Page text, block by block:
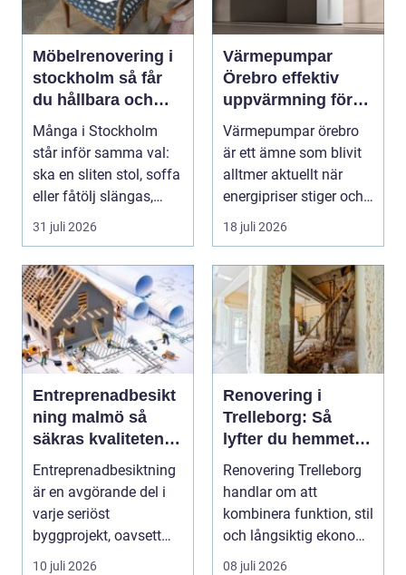
Möbelrenovering i
stockholm så får
du hållbara och
vackra möbler
Många i Stockholm
står inför samma val:
ska en sliten stol, soffa
eller fåtölj slängas,
säljas billi...
31 juli 2026
Värmepumpar
Örebro effektiv
uppvärmning för
hus och fastigheter
Värmepumpar örebro
är ett ämne som blivit
alltmer aktuellt när
energipriser stiger och
fler vill sän...
18 juli 2026
Entreprenadbesikt
ning malmö så
säkras kvaliteten i
byggprojekt
Entreprenadbesiktning
är en avgörande del i
varje seriöst
byggprojekt, oavsett
om det handlar om en
10 juli 2026
Renovering i
Trelleborg: Så
lyfter du hemmet
på ett smart sätt
Renovering Trelleborg
handlar om att
kombinera funktion, stil
och långsiktig ekonomi
i samma p...
08 juli 2026